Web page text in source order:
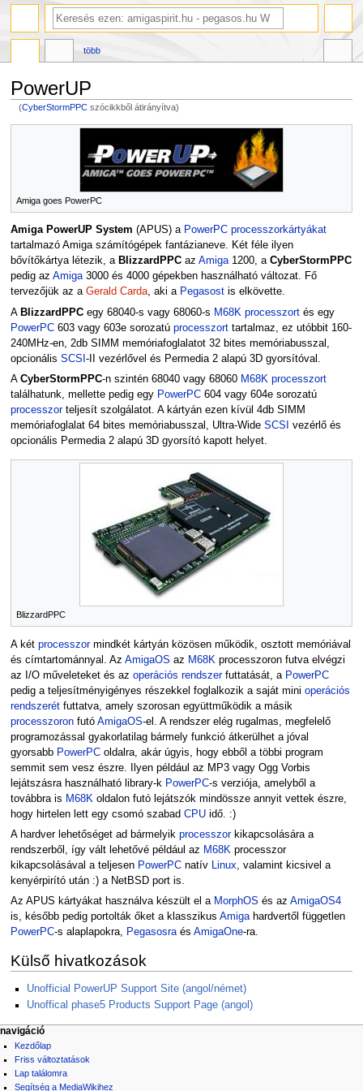
PowerUP
(CyberStormPPC szócikkből átirányítva)
Amiga goes PowerPC
Amiga PowerUP System (APUS) a PowerPC processzorkártyákat
tartalmazó Amiga számítógépek fantázianeve. Két féle ilyen
bővítőkártya létezik, a BlizzardPPCaz Amiga1200, a CyberStormPPC
pedig az Amiga3000 és 4000 gépekben használható változat. Fő
tervezőjük az a Gerald Carda, aki a Pegasostis elkövette.
A BlizzardPPCegy 68040-s vagy 68060-s M68K processzortés egy
PowerPC603 vagy 603e sorozatú processzorttartalmaz, ez utóbbit 160-
240MHz-en, 2db SIMM memóriafoglalatot 32 bites memóriabusszal,
opcionális SCSI -II vezérlővel és Permedia 2 alapú 3D gyorsítóval.
A CyberStormPPC-n szintén 68040 vagy 68060 M68K processzort
találhatunk, mellette pedig egy PowerPC604 vagy 604e sorozatú
processzorteljesít szolgálatot. A kártyán ezen kívül 4db SIMM
memóriafoglalat 64 bites memóriabusszal, Ultra-Wide SCSI
vezérlő és
opcionális Permedia 2 alapú 3D gyorsító kapott helyet.
BlizzardPPC
A két processzormindkét kártyán közösen működik, osztott memóriával
és címtartománnyal. Az AmigaOS az M68K processzoron futva elvégzi
az I/O műveleteket és az operációs rendszerfuttatását, a PowerPC
pedig a teljesítményigényes részekkel foglalkozik a saját mini operációs
rendszerétfuttatva, amely szorosan együttműködik a másik
processzoronfutó AmigaOS-el. A rendszer elég rugalmas, megfelelő
programozással gyakorlatilag bármely funkció átkerülhet a jóval
gyorsabb PowerPColdalra, akár úgyis, hogy ebből a többi program
semmit sem vesz észre. Ilyen például az MP3 vagy Ogg Vorbis
lejátszásra használható library-k PowerPC-s verziója, amelyből a
továbbra is M68K oldalon futó lejátszók mindössze annyit vettek észre,
hogy hirtelen lett egy csomó szabad CPUidő. :)
A hardver lehetőséget ad bármelyik processzorkikapcsolására a
rendszerből, így vált lehetővé például az M68Kprocesszor
kikapcsolásával a teljesen PowerPCnatív Linux, valamint kicsivel a
kenyérpirító után :) a NetBSD port is.
Az APUS kártyákat használva készült el a MorphOS és az AmigaOS4
is, később pedig portolták őket a klasszikus Amigahardvertől független
PowerPC-s alaplapokra, Pegasosraés AmigaOne-ra.
Külső hivatkozások
Unofficial PowerUP Support Site (angol/német)
Unoffical phase5 Products Support Page (angol)
több
navigáció
Kezdőlap
Friss változtatások
Lap találomra
Segítség a MediaWikihez